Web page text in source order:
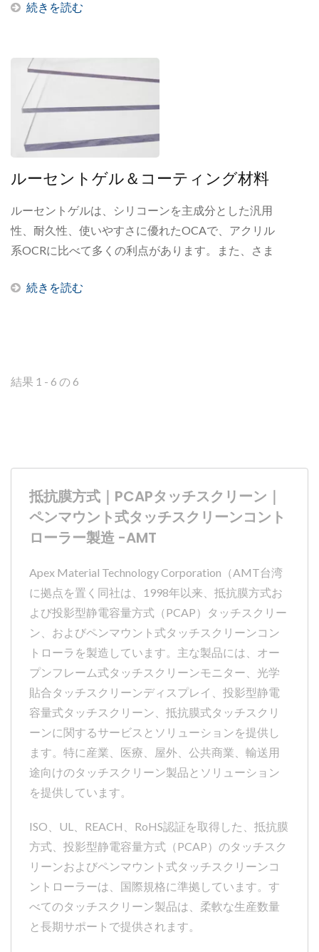
てフロントライトガイド、タッチパネル、コントロ
からない場合は、メールでお問い合わせください。
続きを読む
ルーセントゲル＆コーティング材料
ルーセントゲルは、シリコーンを主成分とした汎用
性、耐久性、使いやすさに優れたOCAで、アクリル
系OCRに比べて多くの利点があります。また、さま
材料も幅広く取り揃えています。詳しくは、FAQ下
続きを読む
結果 1 - 6 の 6
抵抗膜方式｜PCAPタッチスクリーン｜
ペンマウント式タッチスクリーンコント
ローラー製造 -AMT
Apex Material Technology Corporation（AMT台湾
に拠点を置く同社は、1998年以来、抵抗膜方式お
よび投影型静電容量方式（PCAP）タッチスクリー
ン、およびペンマウント式タッチスクリーンコン
トローラを製造しています。主な製品には、オー
プンフレーム式タッチスクリーンモニター、光学
貼合タッチスクリーンディスプレイ、投影型静電
容量式タッチスクリーン、抵抗膜式タッチスクリ
ーンに関するサービスとソリューションを提供し
ます。特に産業、医療、屋外、公共商業、輸送用
途向けのタッチスクリーン製品とソリューション
を提供しています。
ISO、UL、REACH、RoHS認証を取得した、抵抗膜
方式、投影型静電容量方式（PCAP）のタッチスク
リーンおよびペンマウント式タッチスクリーンコ
ントローラーは、国際規格に準拠しています。す
べてのタッチスクリーン製品は、柔軟な生産数量
と長期サポートで提供されます。